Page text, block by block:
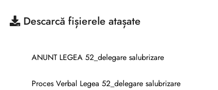
Descarcă fișierele atașate
ANUNT LEGEA 52_delegare salubrizare
Proces Verbal Legea 52_delegare salubrizare